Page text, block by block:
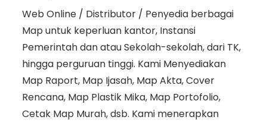
Web Online / Distributor / Penyedia berbagai
Map untuk keperluan kantor, Instansi
Pemerintah dan atau Sekolah-sekolah, dari TK,
hingga perguruan tinggi. Kami Menyediakan
Map Raport, Map Ijasah, Map Akta, Cover
Rencana, Map Plastik Mika, Map Portofolio,
Cetak Map Murah, dsb. Kami menerapkan